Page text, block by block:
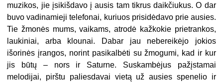
muzikos, jie įsikišdavo į ausis tam tikrus daikčiukus. O dar
buvo vadinamieji telefonai, kuriuos prisidėdavo prie ausies.
Tie žmonės mums, vaikams, atrodė kažkokie prietrankos,
laukiniai, arba klounai. Dabar jau nebereikėjo jokios
išorinės įrangos, norint pasikalbėti su žmogumi, kad ir kur
jis būtų – nors ir Saturne. Suskambėjus pažįstamai
melodijai, pirštu paliesdavai vietą už ausies spenelio ir